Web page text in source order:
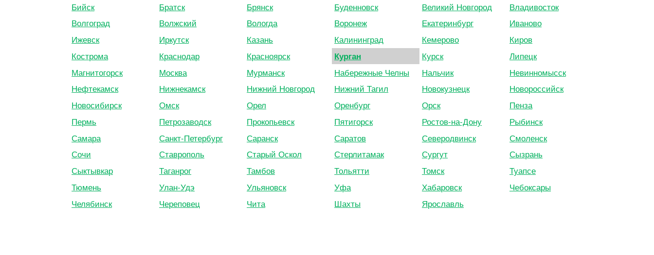
Бийск
Братск Брянск Буденновск Великий Новгород
Владивосток
Волгоград
Волжский Вологда Воронеж Екатеринбург
Иваново
Ижевск
Иркутск Казань Калининград Кемерово
Киров
Кострома
Краснодар Красноярск Курган Курск
Липецк
Магнитогорск
Москва Мурманск Набережные Челны Нальчик
Невинномысск
Нефтекамск
Нижнекамск Нижний Новгород Нижний Тагил Новокузнецк
Новороссийск
Новосибирск
Омск Орел Оренбург Орск
Пенза
Пермь
Петрозаводск Прокопьевск Пятигорск Ростов-на-Дону
Рыбинск
Самара
Санкт-Петербург Саранск Саратов Северодвинск
Смоленск
Сочи
Ставрополь Старый Оскол Стерлитамак Сургут
Сызрань
Сыктывкар
Таганрог Тамбов Тольятти Томск
Туапсе
Тюмень
Улан-Удэ Ульяновск Уфа Хабаровск
Чебоксары
Челябинск
Череповец Чита Шахты Ярославль